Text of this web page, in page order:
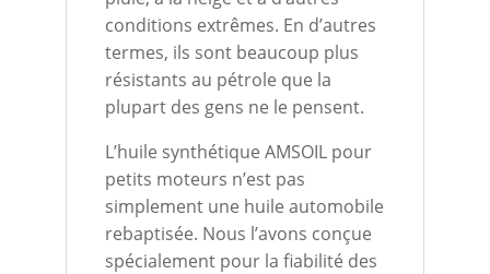
conditions extrêmes. En d’autres
termes, ils sont beaucoup plus
résistants au pétrole que la
plupart des gens ne le pensent.
L’huile synthétique AMSOIL pour
petits moteurs n’est pas
simplement une huile automobile
rebaptisée. Nous l’avons conçue
spécialement pour la fiabilité des